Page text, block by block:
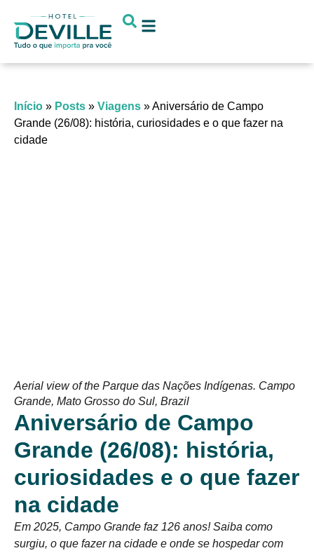
Início » Posts » Viagens »Aniversário de Campo
Grande (26/08): história, curiosidades e o que fazer na
cidade
Aerial view of the Parque das Nações Indígenas. Campo
Grande, Mato Grosso do Sul, Brazil
Aniversário de Campo
Grande (26/08): história,
curiosidades e o que fazer
na cidade
Em 2025, Campo Grande faz 126 anos! Saiba como
surgiu, o que fazer na cidade e onde se hospedar com